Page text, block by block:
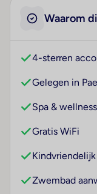
Waarom
4-sterren
Gelegen in
Spa & wellness
Gratis WiFi
Kindvriendelijk
Zwembad